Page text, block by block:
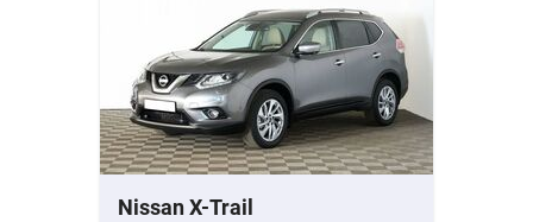
Nissan X-Trail